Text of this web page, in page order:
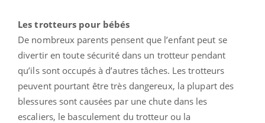
Les trotteurs pour bébés
De nombreux parents pensent que l’enfant peut se
divertir en toute sécurité dans un trotteur pendant
qu’ils sont occupés à d’autres tâches. Les trotteurs
peuvent pourtant être très dangereux, la plupart des
blessures sont causées par une chute dans les
escaliers, le basculement du trotteur ou la